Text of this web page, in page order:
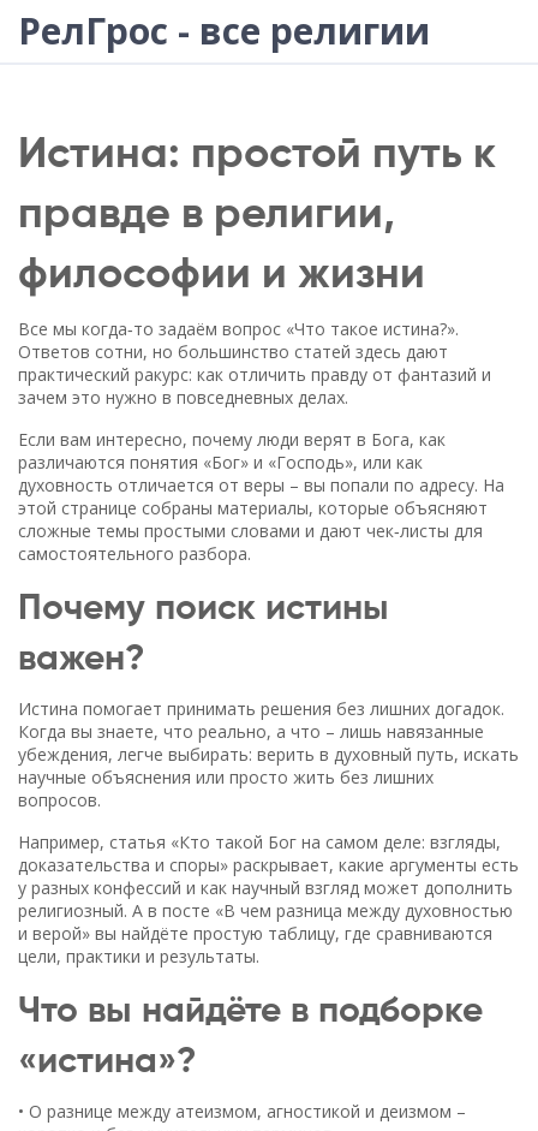
РелГрос - все религии
Истина: простой путь к
правде в религии,
философии и жизни
Все мы когда‑то задаём вопрос «Что такое истина?».
Ответов сотни, но большинство статей здесь дают
практический ракурс: как отличить правду от фантазий и
зачем это нужно в повседневных делах.
Если вам интересно, почему люди верят в Бога, как
различаются понятия «Бог» и «Господь», или как
духовность отличается от веры – вы попали по адресу. На
этой странице собраны материалы, которые объясняют
сложные темы простыми словами и дают чек‑листы для
самостоятельного разбора.
Почему поиск истины
важен?
Истина помогает принимать решения без лишних догадок.
Когда вы знаете, что реально, а что – лишь навязанные
убеждения, легче выбирать: верить в духовный путь, искать
научные объяснения или просто жить без лишних
вопросов.
Например, статья «Кто такой Бог на самом деле: взгляды,
доказательства и споры» раскрывает, какие аргументы есть
у разных конфессий и как научный взгляд может дополнить
религиозный. А в посте «В чем разница между духовностью
и верой» вы найдёте простую таблицу, где сравниваются
цели, практики и результаты.
Что вы найдёте в подборке
«истина»?
• О разнице между атеизмом, агностикой и деизмом –